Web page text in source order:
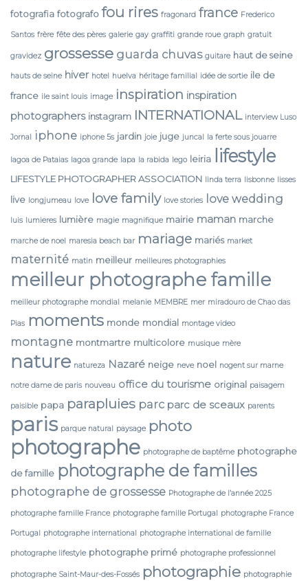
fotografia fotografo fou rires fragonard france Frederico
Santos frère fête des pères galerie gay graffiti grande roue graph gratuit
gravidez grossesse guarda chuvas guitare haut de seine
hauts de seine hiver hotel huelva héritage familial idée de sortie ile de
france ile saint louis image inspiration inspiration
photographers instagram INTERNATIONAL interview Luso
Jornal iphone iphone 5s jardin joie juge juncal la ferte sous jouarre
lagoa de Pataias lagoa grande lapa la rabida lego leiria lifestyle
LIFESTYLE PHOTOGRAPHER ASSOCIATION linda terra lisbonne lisses
live longjumeau love love family love stories love wedding
luis lumieres lumière magie magnifique mairie maman marche
marche de noel maresia beach bar mariage mariés market
maternité matin meilleur meilleures photographies
meilleur photographe famille
meilleur photographe mondial melanie MEMBRE mer miradouro de Chao das
Pias moments monde mondial montage video
montagne montmartre multicolore musique mère
nature natureza Nazaré neige neve noel nogent sur marne
notre dame de paris nouveau office du tourisme original paisagem
paisible papa parapluies parc parc de sceaux parents
paris parque natural paysage photo
photographe photographe de baptême photographe
de famille photographe de familles
photographe de grossesse Photographe de l’année 2025
photographe famille France photographe famille Portugal photographe France
Portugal photographe international photographe international de famille
photographe lifestyle photographe primé photographe professionnel
photographe Saint-Maur-des-Fossés photographie photographie